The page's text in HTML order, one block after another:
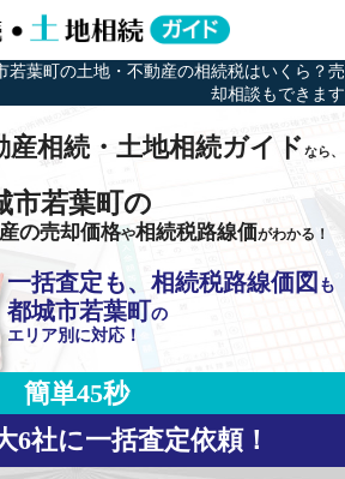
若葉町の土地・不動産の相続税はいくら？売
却相談もできます
産相続・土地相続ガイドなら、
市若葉町の
の売却価格や相続税路線価がわかる！
一括査定も、相続税路線価図 も
都城市若葉町の
エリア別に対応！
簡単45秒
6社に一括査定依頼！